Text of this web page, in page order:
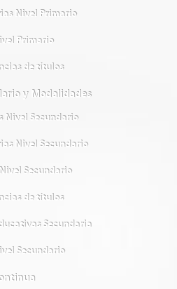
Nivel Primario
Primario
de títulos
y Modalidades
Nivel Secundario
Nivel Secundario
Secundario
de títulos
Secundaria
Secundario